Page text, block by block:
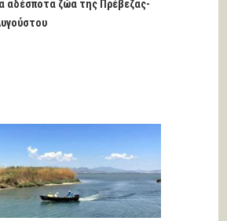
αδέσποτα ζώα της Πρέβεζας-